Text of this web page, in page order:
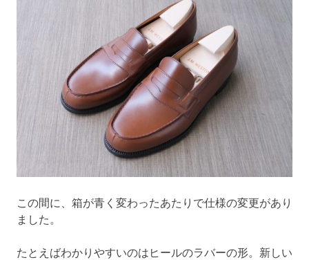
この間に、箱が青く変わったあたりで仕様の変更があり
ました。
たとえばわかりやすいのはヒールのラバーの形。新しい